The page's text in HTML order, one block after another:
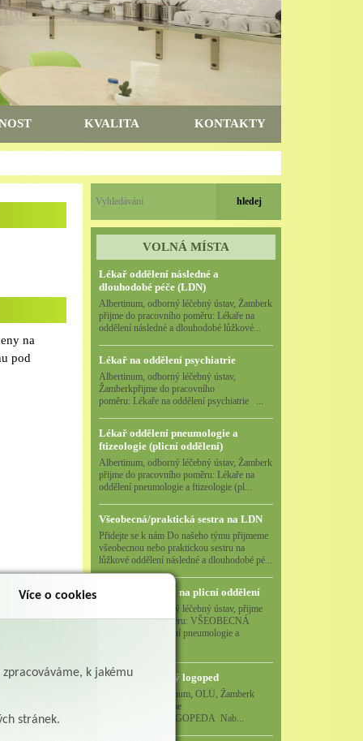
KVALITA KONTAKTY
na
pod
Zpět
VOLNÁ MÍSTA
Lékař oddělení následné a
dlouhodobé péče (LDN)
Albertinum, odborný léčebný ústav, Žamberk
přijme do pracovního poměru: Lékaře na
oddělení následné a dlouhodobé lůžkové...
Lékař na oddělení psychiatrie
Albertinum, odborný léčebný ústav,
Žamberkpřijme do pracovního
poměru: Lékaře na oddělení psychiatrie ...
Lékař oddělení pneumologie a
ftizeologie (plicní oddělení)
Albertinum, odborný léčebný ústav, Žamberk
přijme do pracovního poměru: Lékaře na
oddělení pneumologie a ftizeologie (pl...
Všeobecná/praktická sestra na LDN
Přidejte se k nám Do našeho týmu přijmeme
všeobecnou nebo praktickou sestru na
lůžkové oddělení následné a dlouhodobé pé...
Všeobecná sestra na plicní oddělení
Albertinum, odborný léčebný ústav, přijme
do pracovního poměru: VŠEOBECNÁ
SESTRA na oddělení pneumologie a
Logoped/klinický logoped
Albertinum, OLÚ, Žamberk
přijme
KLINICKÉHO LOGOPEDA Nab...
Více o cookies
k jakému
stránek.